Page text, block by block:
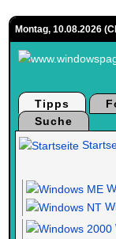
Montag, 10.08.2026
Tipps
Suche